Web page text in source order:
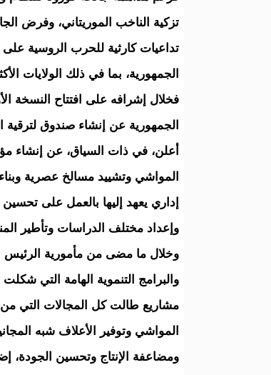
تزكية الناخب الموريتاني، وفرض
تداعيات كارثية للحرب الروسية
الجمهورية، بما في ذلك الولايات
فخلال إشرافه على افتتاح النسخة
الجمهورية عن إنشاء صندوق لترقية
أعلن، في ذات السياق، عن إنشاء
المواشي وتشييد مسالخ عصرية
إداري يعهد إليها بالعمل على تحسين
وإعداد مختلف الدراسات وتأطير
وخلال ما مضى من مأمورية
والبرامج التنموية الهامة التي
مشاريع طالت كل المجالات التي من
المواشي وتوفير الأعلاف شبه
ومضاعفة الإنتاج وتحسين الجودة،